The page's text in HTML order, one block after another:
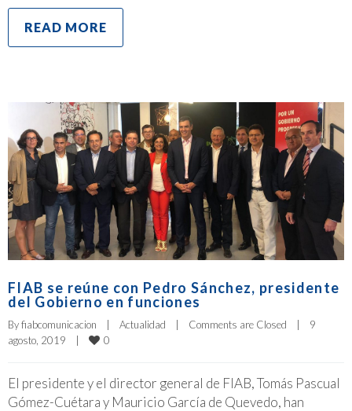
READ MORE
FIAB se reúne con Pedro Sánchez, presidente
del Gobierno en funciones
By fiabcomunicacion Actualidad Comments are Closed
9
agosto, 2019
0
El presidente y el director general de FIAB, Tomás Pascual
Gómez-Cuétara y Mauricio García de Quevedo, han